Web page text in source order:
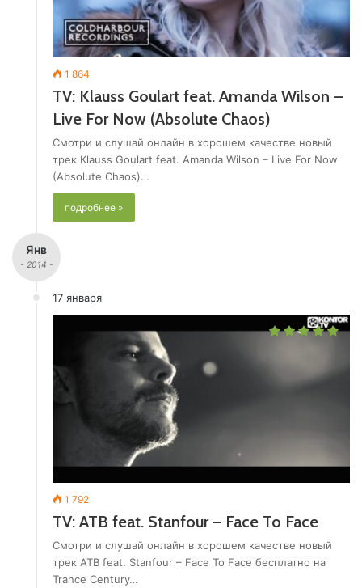
1 864
TV: Klauss Goulart feat. Amanda Wilson –
Live For Now (Absolute Chaos)
Смотри и слушай онлайн в хорошем качестве новый
трек Klauss Goulart feat. Amanda Wilson – Live For Now
(Absolute Chaos)…
подробнее »
Янв
- 2014 -
17 января
1 792
TV: ATB feat. Stanfour – Face To Face
Смотри и слушай онлайн в хорошем качестве новый
трек ATB feat. Stanfour – Face To Face бесплатно на
Trance Century…